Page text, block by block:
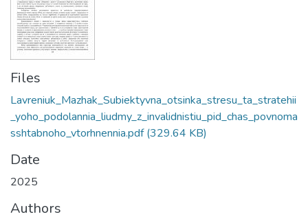
Files
Lavreniuk_Mazhak_Subiektyvna_otsinka_stresu_ta_stratehii
_yoho_podolannia_liudmy_z_invalidnistiu_pid_chas_povnoma
sshtabnoho_vtorhnennia.pdf(329.64 KB)
Date
2025
Authors